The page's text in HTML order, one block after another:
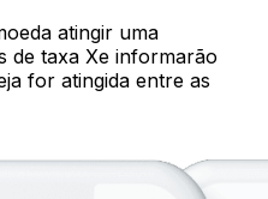
atingir uma
de taxa Xe informarão
for atingida entre as